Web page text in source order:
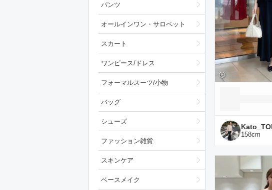
パンツ
オールインワン・サロペット
スカート
ワンピース/ドレス
フォーマルスーツ/小物
バッグ
シューズ
ファッション雑貨
スキンケア
ベースメイク
158cm